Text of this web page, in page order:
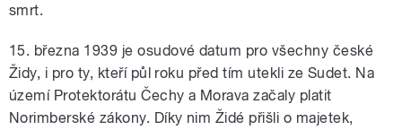
smrt.
15. března 1939 je osudové datum pro všechny české
Židy, i pro ty, kteří půl roku před tím utekli ze Sudet. Na
území Protektorátu Čechy a Morava začaly platit
Norimberské zákony. Díky nim Židé přišli o majetek,